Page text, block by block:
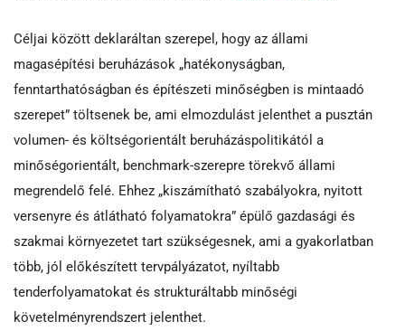
Céljai között deklaráltan szerepel, hogy az állami
magasépítési beruházások „hatékonyságban,
fenntarthatóságban és építészeti minőségben is mintaadó
szerepet” töltsenek be, ami elmozdulást jelenthet a pusztán
volumen- és költségorientált beruházáspolitikától a
minőségorientált, benchmark-szerepre törekvő állami
megrendelő felé. Ehhez „kiszámítható szabályokra, nyitott
versenyre és átlátható folyamatokra” épülő gazdasági és
szakmai környezetet tart szükségesnek, ami a gyakorlatban
több, jól előkészített tervpályázatot, nyíltabb
tenderfolyamatokat és strukturáltabb minőségi
követelményrendszert jelenthet.